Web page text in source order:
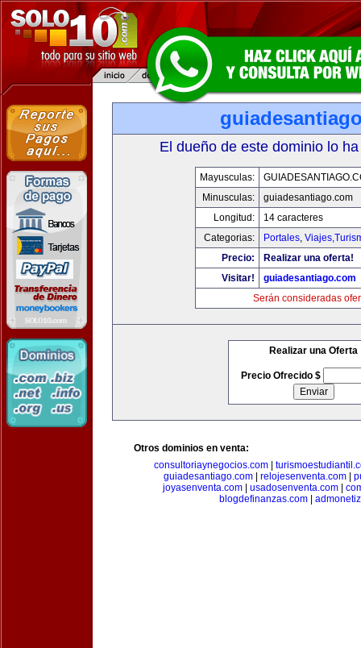
El dueño de este dominio lo
Mayusculas:
Minusculas:
guiadesantiago.com
Longitud:
14 caracteres
Categorias:
Portales,
Precio:
Realizar una oferta!
Visitar!
guiadesantiago.com
Serán consideradas
Realizar una Oferta
Precio Ofrecido $
Otros dominios en venta:
consultoriaynegocios.com
guiadesantiago.com| relojesenventa.com|
joyasenventa.com
usadosenventa.com
blogdefinanzas.com|